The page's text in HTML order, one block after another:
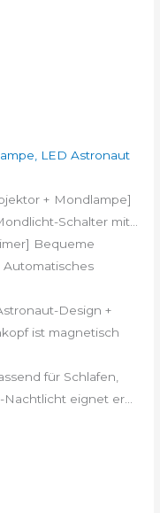
LED Astronaut
+ Mondlampe]
Schalter mit...
Bequeme
Design +
ist magnetisch
für Schlafen,
eignet er...